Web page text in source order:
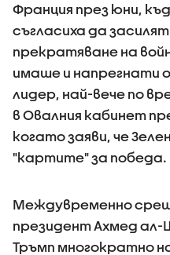
Франция през юни,
съгласиха да
прекратяване на
имаше и напрегнати
лидер, най-вече по
в Овалния кабинет
когато заяви, че
"картите" за победа.
Междувременно
президент Ахмед
Тръмп многократно